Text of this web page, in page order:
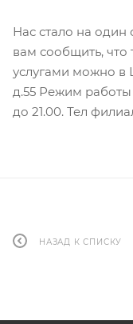
Нас стало на
вам сообщить, что
услугами можно в
д.55 Режим
до 21.00. Тел
НАЗАД К СПИСКУ